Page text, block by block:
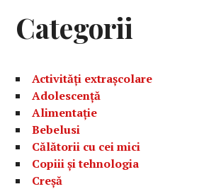
Categorii
Activități extrașcolare
Adolescență
Alimentație
Bebelusi
Călătorii cu cei mici
Copiii și tehnologia
Creșă